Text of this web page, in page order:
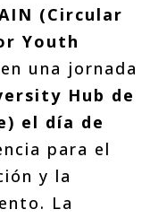
(Circular
Youth
una jornada
Hub de
el día de
para el
y la
La